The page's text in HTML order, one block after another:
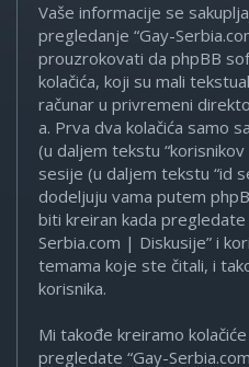
Vaše informacije se
pregledanje “Gay-
prouzrokovati da phpBB
kolačića, koji su mali
računar u privremeni
a. Prva dva kolačića samo
(u daljem tekstu
sesije (u daljem tekstu “id
dodeljuju vama putem
biti kreiran kada pregledate
Serbia.com | Diskusije” i
temama koje ste čitali, i
korisnika.
Mi takođe kreiramo
pregledate “Gay-